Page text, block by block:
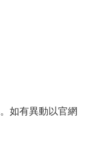
如有異動以官網